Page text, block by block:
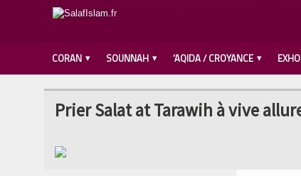
CORAN SOUNNAH ‘AQIDA / CROYANCE
Prier Salat at Tarawih à vive